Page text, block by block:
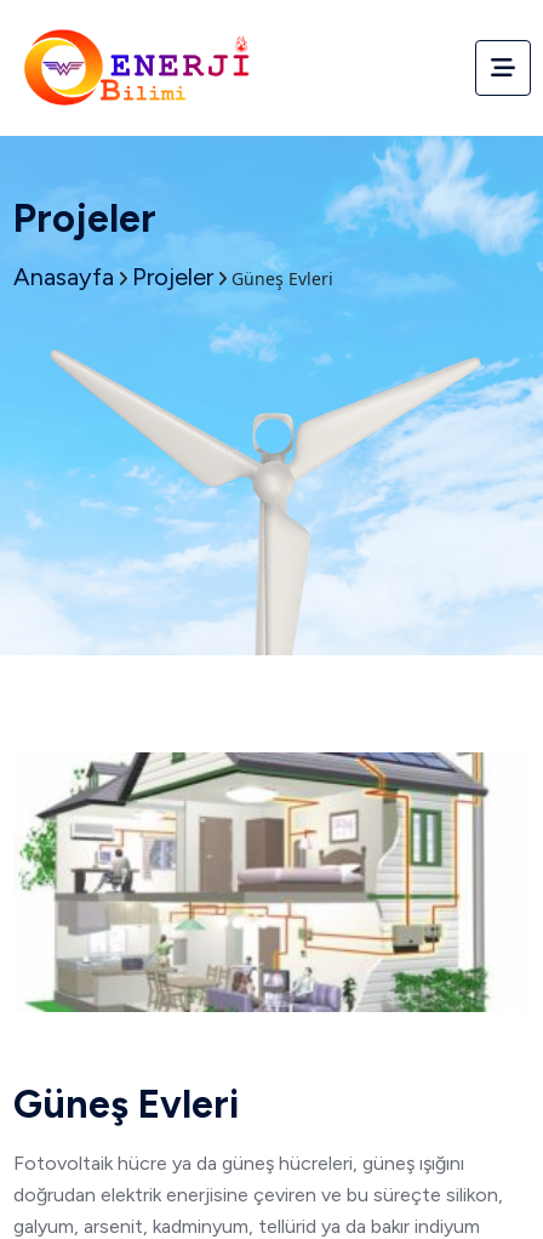
Projeler
Anasayfa Projeler Güneş Evleri
Güneş Evleri
Fotovoltaik hücre ya da güneş hücreleri, güneş ışığını
doğrudan elektrik enerjisine çeviren ve bu süreçte silikon,
galyum, arsenit, kadminyum, tellürid ya da bakır indiyum